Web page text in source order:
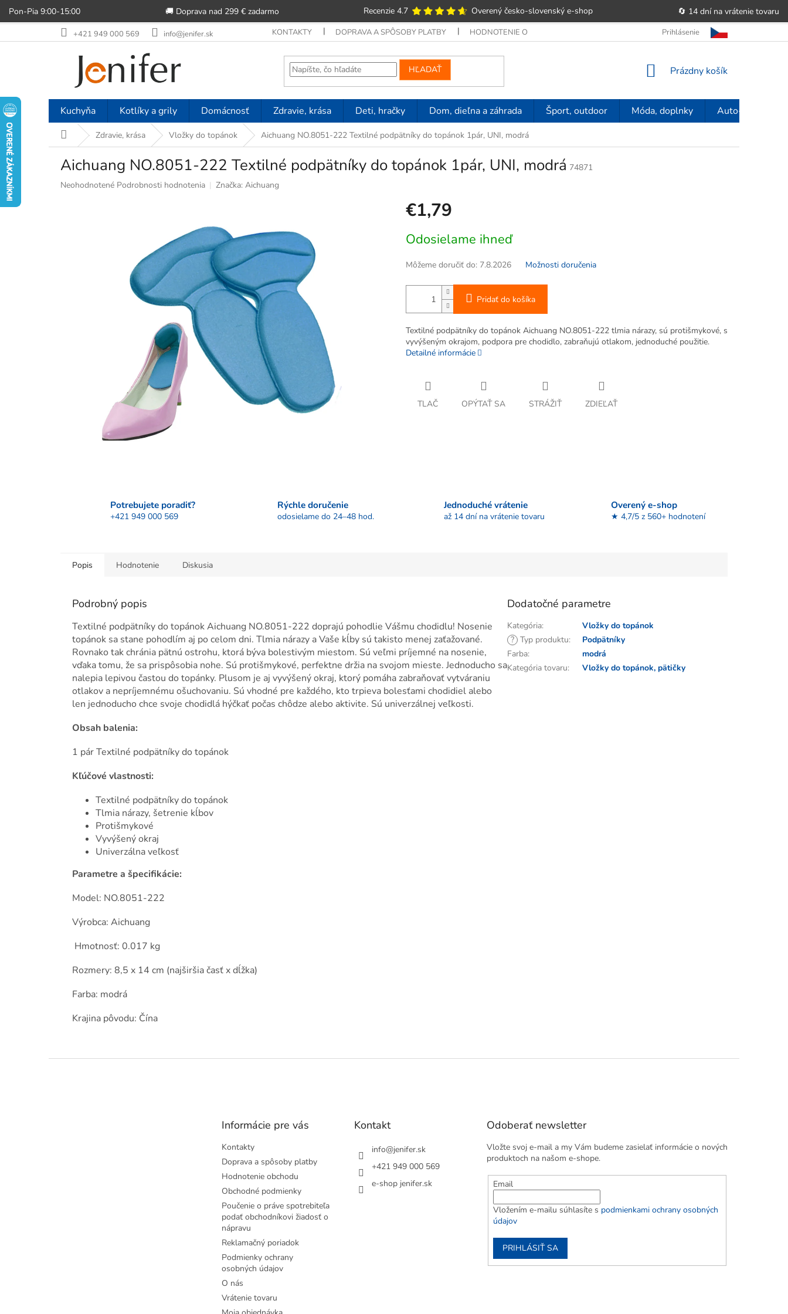
Pon-Pia 9:00-15:00 🚚 Doprava nad 299 € zadarmo Recenzie 4.7 Overený česko-slovenský e‑shop
🔄 14 dní na vrátenie tovaru
na
+421 949 000 569 info@jenifer.sk KONTAKTY DOPRAVA A SPÔSOBY PLATBY HODNOTENIE OBCHODU OBCHODNÉ PODMIENKY POUČENIE O PRÁVE
Prihlásenie
HĽADAŤ
NÁKUPNÝ
Prázdny košík
Kuchyňa Kotlíky a grily Domácnosť Zdravie, krása Deti, hračky Dom, dieľna a záhrada Šport, outdoor Móda, doplnky Auto-moto
DomovZdravie, krása Vložky do topánok Aichuang NO.8051-222 Textilné podpätníky do topánok 1pár, UNI, modrá
Aichuang NO.8051-222 Textilné podpätníky do topánok 1pár, UNI, modrá 74871
Priemerné
Neohodnotené Podrobnosti hodnotenia Značka: Aichuang
€1,79
cena:
Odosielame ihneď
Môžeme doručiť do: 7.8.2026 Možnosti doručenia
Pridať do košíka
Textilné podpätníky do topánok Aichuang NO.8051-222 tlmia nárazy, sú protišmykové, s
vyvýšeným okrajom, podpora pre chodidlo, zabraňujú otlakom, jednoduché použitie.
Detailné informácie
TLAČ OPÝTAŤ SA STRÁŽIŤ ZDIEĽAŤ
Potrebujete poradiť?
+421 949 000 569
Rýchle doručenie
odosielame do 24–48 hod.
Jednoduché vrátenie
až 14 dní na vrátenie tovaru
Overený e-shop
★ 4,7/5 z 560+ hodnotení
Popis Hodnotenie Diskusia
Podrobný popis
Textilné podpätníky do topánok Aichuang NO.8051-222 doprajú pohodlie Vášmu chodidlu! Nosenie
topánok sa stane pohodlím aj po celom dni. Tlmia nárazy a Vaše kĺby sú takisto menej zaťažované.
Rovnako tak chránia pätnú ostrohu, ktorá býva bolestivým miestom. Sú veľmi príjemné na nosenie,
vďaka tomu, že sa prispôsobia nohe. Sú protišmykové, perfektne držia na svojom mieste. Jednoducho sa
nalepia lepivou častou do topánky. Plusom je aj vyvýšený okraj, ktorý pomáha zabraňovať vytváraniu
otlakov a nepríjemnému ošuchovaniu. Sú vhodné pre každého, kto trpieva bolesťami chodidiel alebo
len jednoducho chce svoje chodidlá hýčkať počas chôdze alebo aktivite. Sú univerzálnej veľkosti.
Obsah balenia:
1 pár Textilné podpätníky do topánok
Kľúčové vlastnosti:
Textilné podpätníky do topánok
Tlmia nárazy, šetrenie kĺbov
Protišmykové
Vyvýšený okraj
Univerzálna veľkosť
Parametre a špecifikácie:
Model: NO.8051-222
Výrobca: Aichuang
Hmotnosť: 0.017 kg
Rozmery: 8,5 x 14 cm (najširšia časť x dĺžka)
Farba: modrá
Krajina pôvodu: Čína
Dodatočné parametre
Kategória:
Vložky do topánok
? Typ produktu:
Podpätníky
Farba:
modrá
Kategória tovaru: Vložky do topánok, pätičky
Informácie pre vás
Kontakty
Doprava a spôsoby platby
Hodnotenie obchodu
Obchodné podmienky
Poučenie o práve spotrebiteľa
podať obchodníkovi žiadosť o
nápravu
Reklamačný poriadok
Podmienky ochrany
osobných údajov
O nás
Vrátenie tovaru
Kontakt
info@jenifer.sk
+421 949 000 569
e-shop jenifer.sk
Odoberať newsletter
Vložte svoj e-mail a my Vám budeme zasielať informácie o nových
produktoch na našom e-shope.
Email
Vložením e-mailu súhlasíte s podmienkami ochrany osobných
údajov
PRIHLÁSIŤ SA